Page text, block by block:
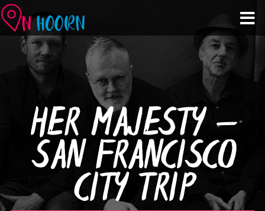
Agenda
Zien & Doen
Winkelen & Horeca
Over Hoorn
Plan je bezoek
HER MAJESTY –
SAN FRANCISCO
CITY TRIP